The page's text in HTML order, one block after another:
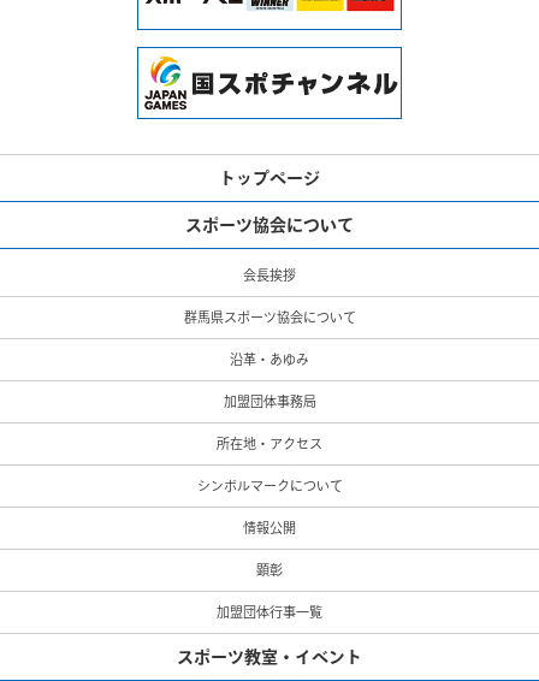
トップページ
スポーツ協会について
会長挨拶
群馬県スポーツ協会について
沿革・あゆみ
加盟団体事務局
所在地・アクセス
シンボルマークについて
情報公開
顕彰
加盟団体行事一覧
スポーツ教室・イベント